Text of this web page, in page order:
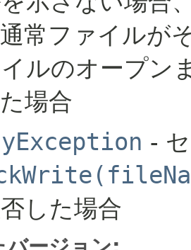
常ファイルが
ルのオープン
場合
-
した場合